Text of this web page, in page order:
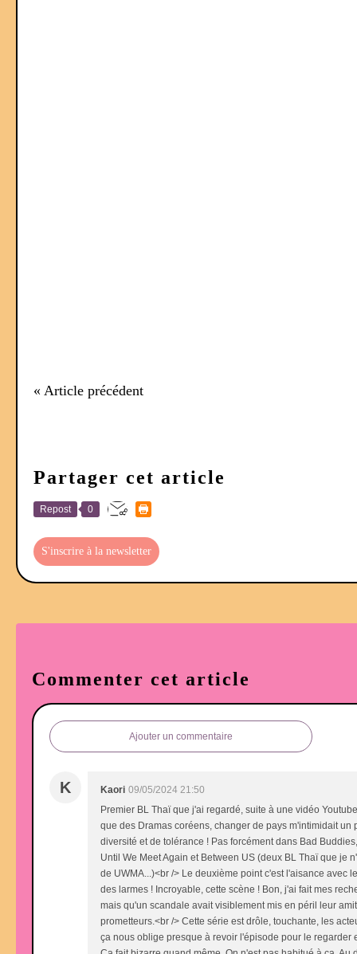
« Article précédent
Partager cet article
Repost 0
S'inscrire à la newsletter
Commenter cet article
Ajouter un commentaire
K Kaori 09/05/2024 21:50
Premier BL Thaï que j'ai regardé, suite à une vidéo
que des Dramas coréens, changer de pays m'intimidait
diversité et de tolérance ! Pas forcément dans Bad
Until We Meet Again et Between US (deux BL Thaï que je
de UWMA...)<br /> Le deuxième point c'est l'aisance avec
des larmes ! Incroyable, cette scène ! Bon, j'ai fait mes
mais qu'un scandale avait visiblement mis en péril leur
prometteurs.<br /> Cette série est drôle, touchante, les
ça nous oblige presque à revoir l'épisode pour le